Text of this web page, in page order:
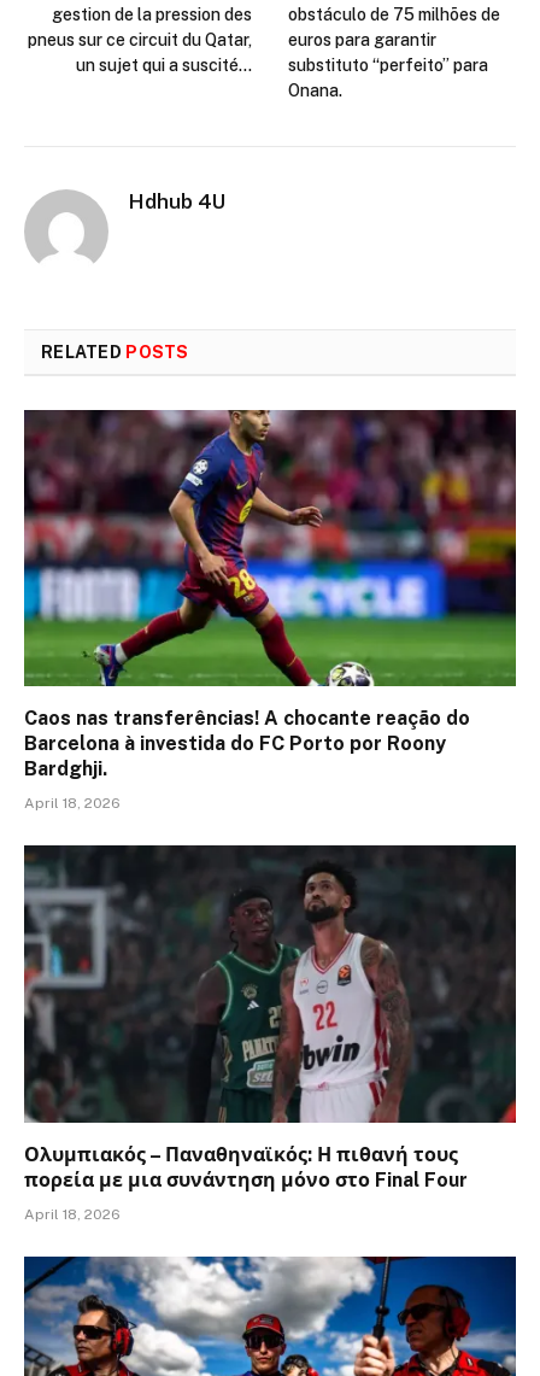
gestion de la pression des
pneus sur ce circuit du Qatar,
un sujet qui a suscité…
obstáculo de 75 milhões de
euros para garantir
substituto “perfeito” para
Onana.
Hdhub 4U
RELATED POSTS
Caos nas transferências! A chocante reação do
Barcelona à investida do FC Porto por Roony
Bardghji.
April 18, 2026
Ολυμπιακός – Παναθηναϊκός: Η πιθανή τους
πορεία με μια συνάντηση μόνο στο Final Four
April 18, 2026